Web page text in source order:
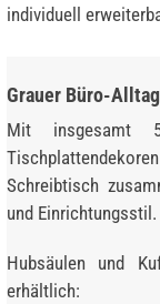
individuell
Grauer Büro-
Mit insgesamt
Schreibtisch
und Einrichtungsstil.
Hubsäulen und
erhältlich: